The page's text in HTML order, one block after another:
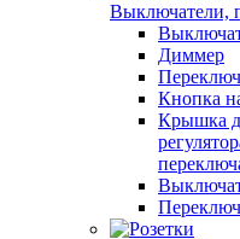
Выключатели,
Диммер
Кнопка
Крышка